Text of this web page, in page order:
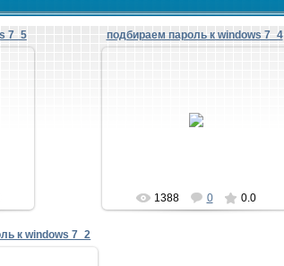
7_5 подбираем пароль к windows 7_4
1388 0 0.0
к windows 7_2